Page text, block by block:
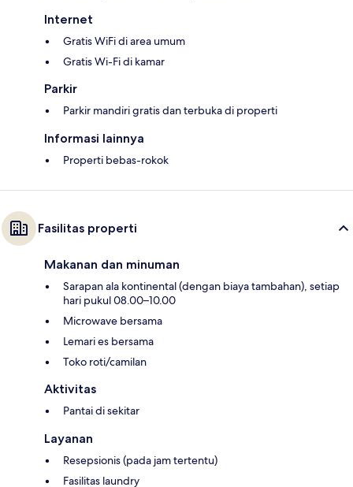
Internet
Gratis WiFi di area umum
Gratis Wi-Fi di kamar
Parkir
Parkir mandiri gratis dan terbuka di properti
Informasi lainnya
Properti bebas-rokok
Fasilitas properti
Makanan dan minuman
Sarapan ala kontinental (dengan biaya tambahan), setiap
hari pukul 08.00–10.00
Microwave bersama
Lemari es bersama
Toko roti/camilan
Aktivitas
Pantai di sekitar
Layanan
Resepsionis (pada jam tertentu)
Fasilitas laundry